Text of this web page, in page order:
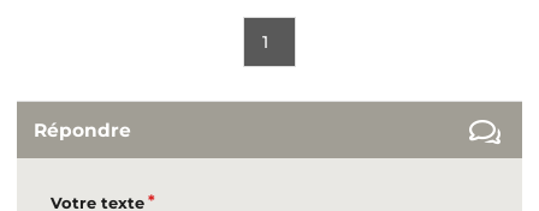
1
Répondre
Votre texte